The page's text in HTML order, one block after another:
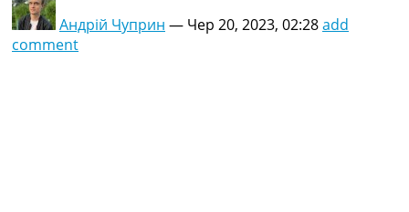
Андрій Чуприн — Чер 20, 2023, 02:28add
comment